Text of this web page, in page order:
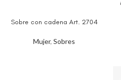
Sobre con cadena Art. 2704
Mujer, Sobres